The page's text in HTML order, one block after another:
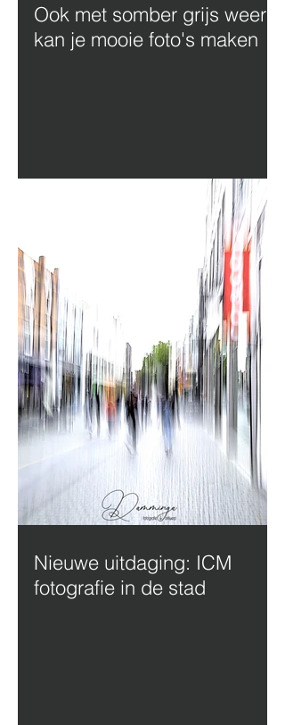
Ook met somber grijs weer
kan je mooie foto's maken
Nieuwe uitdaging: ICM
fotografie in de stad